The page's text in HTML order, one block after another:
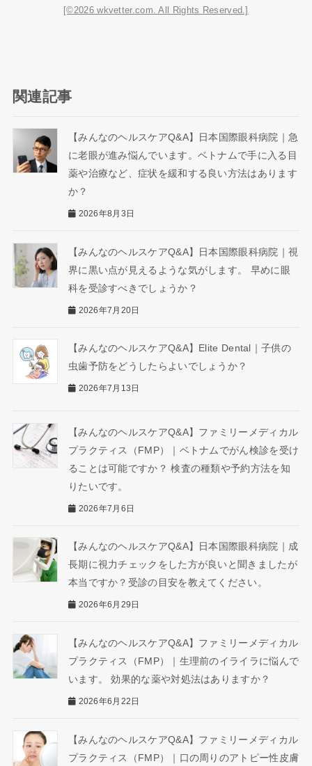
[©2026 wkvetter.com. All Rights Reserved.]
関連記事
【みんなのヘルスケアQ&A】日本国際眼科病院｜急
に老眼が進み悩んでいます。ベトナムで手に入る目
薬や治療など、症状を緩和する良い方法はあります
か？
2026年8月3日
【みんなのヘルスケアQ&A】日本国際眼科病院｜視
界に黒い点が見えるような気がします。 早めに眼
科を受診すべきでしょうか？
2026年7月20日
【みんなのヘルスケアQ&A】Elite Dental｜子供の
虫歯予防をどうしたらよいでしょうか？
2026年7月13日
【みんなのヘルスケアQ&A】ファミリーメディカル
プラクティス（FMP）｜ベトナムでがん検診を受け
ることは可能ですか？ 検査の種類や予約方法を知
りたいです。
2026年7月6日
【みんなのヘルスケアQ&A】日本国際眼科病院｜成
長期に視力チェックをした方が良いと聞きましたが
本当ですか？受診の目安を教えてください。
2026年6月29日
【みんなのヘルスケアQ&A】ファミリーメディカル
プラクティス（FMP）｜生理前のイライラに悩んで
います。 効果的な薬や対処法はありますか？
2026年6月22日
【みんなのヘルスケアQ&A】ファミリーメディカル
プラクティス（FMP）｜口の周りのアトピー性皮膚